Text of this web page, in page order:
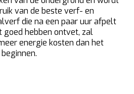
van de beste verf- en
die na een paar uur afpelt
hebben ontvet, zal
energie kosten dan het